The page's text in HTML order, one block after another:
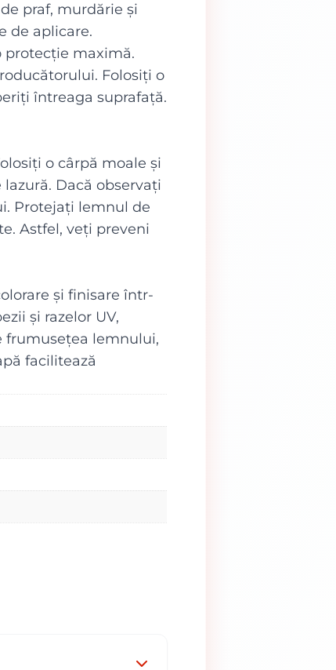
praf, murdărie și
de aplicare.
protecție maximă.
Folosiți o
întreaga suprafață.
o cârpă moale și
Dacă observați
Protejați lemnul de
Astfel, veți preveni
și finisare într-
și razelor UV,
frumusețea lemnului,
facilitează